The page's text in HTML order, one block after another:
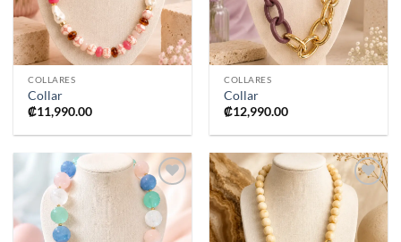
COLLARES
Collar
₡11,990.00
COLLARES
Collar
₡12,990.00
Añadir
a la
lista de
deseos
Añadir
a la
lista de
deseos